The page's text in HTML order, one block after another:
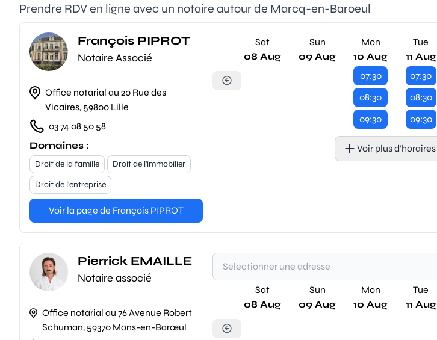
Prendre RDV en ligne avec un notaire autour de Marcq-en-Baroeul
François PIPROT
Notaire Associé
Office notarial au 20 Rue des
Vicaires, 59800 Lille
03 74 08 50 58
Domaines :
Droit de la famille
Droit de l'immobilier
Droit de l'entreprise
Voir la page de François PIPROT
Sat
08 Aug
Sun
09 Aug
Mon
10 Aug
07:30
08:30
09:30
Tue
11 Aug
07:30
08:30
09:30
Voir plus d’horaires
Pierrick EMAILLE
Notaire associé
Office notarial au 76 Avenue Robert
Schuman, 59370 Mons-en-Barœul
Sat
08 Aug
Sun
09 Aug
Mon
10 Aug
Tue
11 Aug